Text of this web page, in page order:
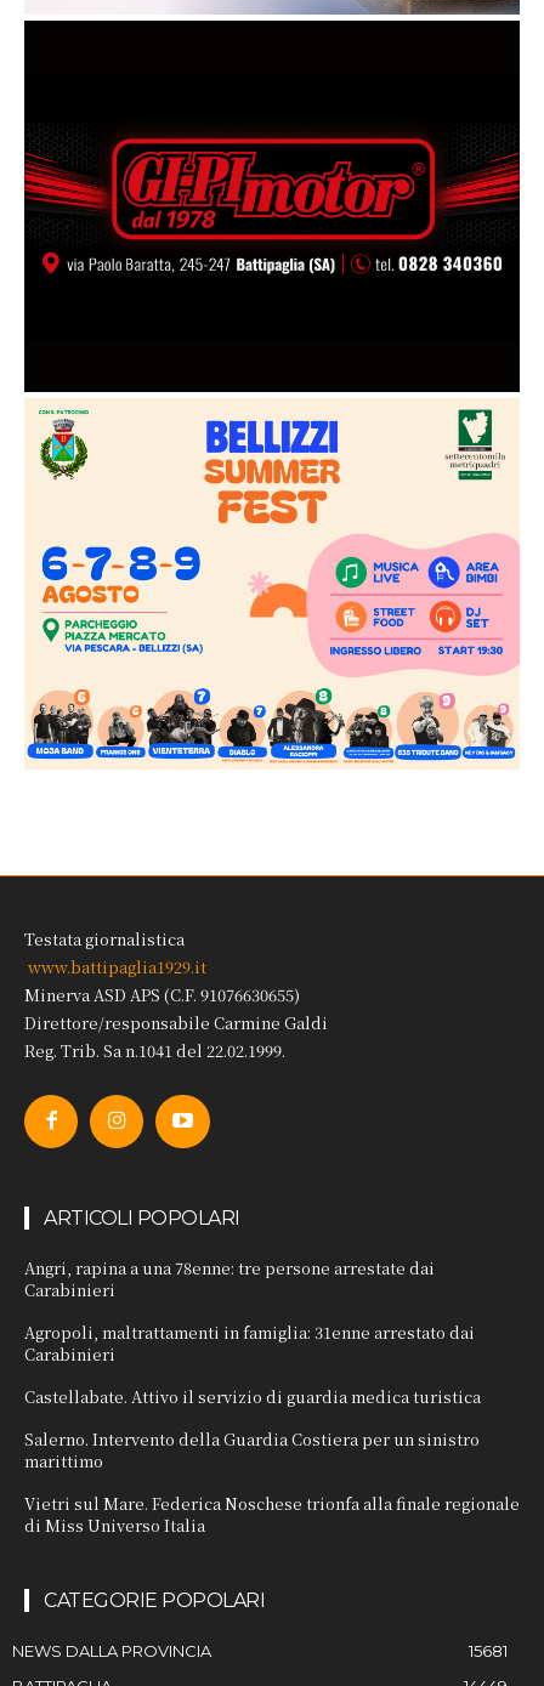
Testata giornalistica
www.battipaglia1929.it
Minerva ASD APS (C.F. 91076630655)
Direttore/responsabile Carmine Galdi
Reg. Trib. Sa n.1041 del 22.02.1999.
ARTICOLI POPOLARI
Angri, rapina a una 78enne: tre persone arrestate dai
Carabinieri
Agropoli, maltrattamenti in famiglia: 31enne arrestato dai
Carabinieri
Castellabate. Attivo il servizio di guardia medica turistica
Salerno. Intervento della Guardia Costiera per un sinistro
marittimo
Vietri sul Mare. Federica Noschese trionfa alla finale regionale
di Miss Universo Italia
CATEGORIE POPOLARI
NEWS DALLA PROVINCIA
15681